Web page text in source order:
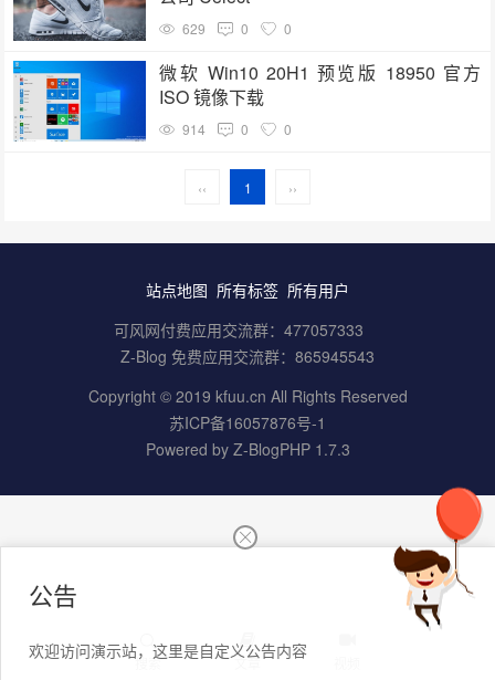
629 0 0
微软 Win10 20H1 预览版 18950 官方
ISO 镜像下载
914 0 0
‹‹ 1 ››
站点地图 所有标签 所有用户
可风网付费应用交流群： 477057333
Z-Blog 免费应用交流群： 865945543
Copyright © 2019 kfuu.cn All Rights Reserved
苏ICP备16057876号-1
Powered by Z-BlogPHP 1.7.3
搜索 文章
公告
欢迎访问演示站，这里是自定义公告内容